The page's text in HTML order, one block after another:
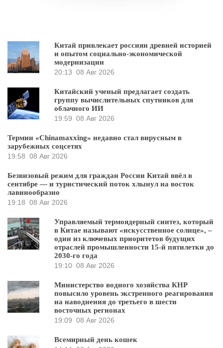
Китай привлекает россиян древней историей
и опытом социально-экономической
модернизации
20:13 08 Авг 2026
Китайский ученый предлагает создать
группу вычислительных спутников для
облачного ИИ
19:59 08 Авг 2026
Термин «Chinamaxxing» недавно стал вирусным в
зарубежных соцсетях
19:58 08 Авг 2026
Безвизовый режим для граждан России Китай ввёл в
сентябре — и туристический поток хлынул на восток
лавинообразно
19:18 08 Авг 2026
Управляемый термоядерный синтез, который
в Китае называют «искусственное солнце», –
один из ключевых приоритетов будущих
отраслей промышленности 15-й пятилетки до
2030-го года
19:10 08 Авг 2026
Министерство водного хозяйства КНР
повысило уровень экстренного реагирования
на наводнения до третьего в шести
восточных регионах
19:09 08 Авг 2026
Всемирный день кошек